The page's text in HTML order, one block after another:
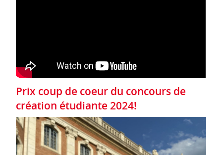
Prix coup de coeur du concours de
création étudiante 2024!